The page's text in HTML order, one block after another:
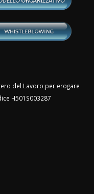
del Lavoro per erogare
H501S003287